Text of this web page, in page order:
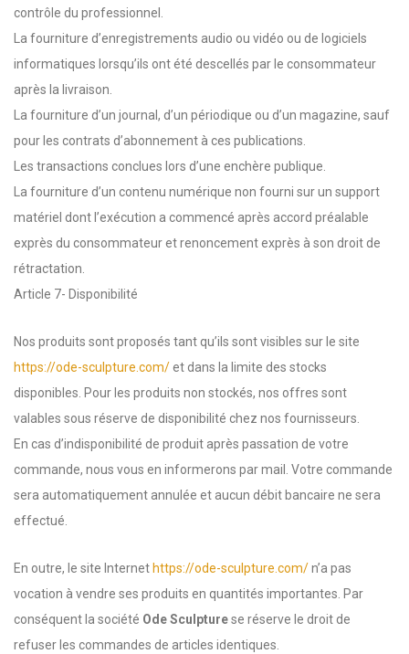
contrôle du professionnel.
La fourniture d’enregistrements audio ou vidéo ou de logiciels
informatiques lorsqu’ils ont été descellés par le consommateur
après la livraison.
La fourniture d’un journal, d’un périodique ou d’un magazine, sauf
pour les contrats d’abonnement à ces publications.
Les transactions conclues lors d’une enchère publique.
La fourniture d’un contenu numérique non fourni sur un support
matériel dont l’exécution a commencé après accord préalable
exprès du consommateur et renoncement exprès à son droit de
rétractation.
Article 7- Disponibilité
Nos produits sont proposés tant qu’ils sont visibles sur le site
https://ode-sculpture.com/et dans la limite des stocks
disponibles. Pour les produits non stockés, nos offres sont
valables sous réserve de disponibilité chez nos fournisseurs.
En cas d’indisponibilité de produit après passation de votre
commande, nous vous en informerons par mail. Votre commande
sera automatiquement annulée et aucun débit bancaire ne sera
effectué.
En outre, le site Internet https://ode-sculpture.com/n’a pas
vocation à vendre ses produits en quantités importantes. Par
conséquent la société Ode Sculpturese réserve le droit de
refuser les commandes de articles identiques.